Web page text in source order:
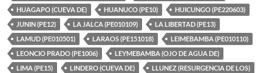
HUAGAPO (CUEVA DE)
HUANUCO (PE10)
HUICUNGO (PE220603)
JUNIN (PE12)
LA JALCA (PE010109)
LA LIBERTAD (PE13)
LAMUD (PE010501)
LARAOS (PE151018)
LEIMEBAMBA (PE010110)
LEONCIO PRADO (PE1006)
LEYMEBAMBA (OJO DE AGUA DE)
LIMA (PE15)
LINDERO (CUEVA DE)
LLUNEZ (RESURGENCIA DE LOS)